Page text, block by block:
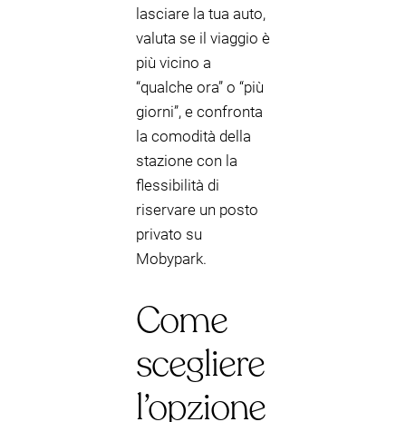
lasciare la tua auto,
valuta se il viaggio è
più vicino a
“qualche ora” o “più
giorni”, e confronta
la comodità della
stazione con la
flessibilità di
riservare un posto
privato su
Mobypark.
Come
scegliere
l’opzione